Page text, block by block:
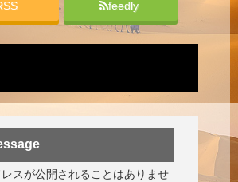
feedly
レスが公開されることはありませ